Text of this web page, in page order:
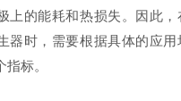
上的能耗和热损失。因此，
器时，需要根据具体的应用
标。